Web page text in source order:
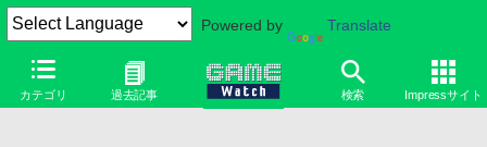
Powered by Translate
カテゴリ 過去記事 検索 Impressサイト